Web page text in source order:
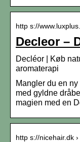
http s://
Decleor –
Decléor | Køb
aromaterapi
Mangler du en
med gyldne
magien med en
http s://nicehair.dk